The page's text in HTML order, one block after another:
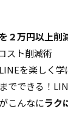
２万円以上削
スト削減術
を楽しく学
でできる！
こんなにラク